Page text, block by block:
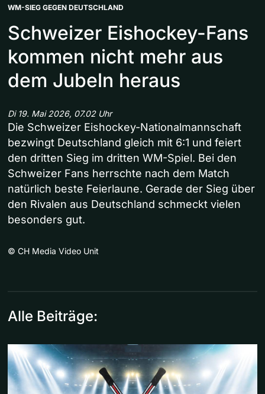
WM-SIEG GEGEN DEUTSCHLAND
Schweizer Eishockey-Fans
kommen nicht mehr aus
dem Jubeln heraus
Di 19. Mai 2026, 07.02 Uhr
Die Schweizer Eishockey-Nationalmannschaft
bezwingt Deutschland gleich mit 6:1 und feiert
den dritten Sieg im dritten WM-Spiel. Bei den
Schweizer Fans herrschte nach dem Match
natürlich beste Feierlaune. Gerade der Sieg über
den Rivalen aus Deutschland schmeckt vielen
besonders gut.
© CH Media Video Unit
Alle Beiträge: